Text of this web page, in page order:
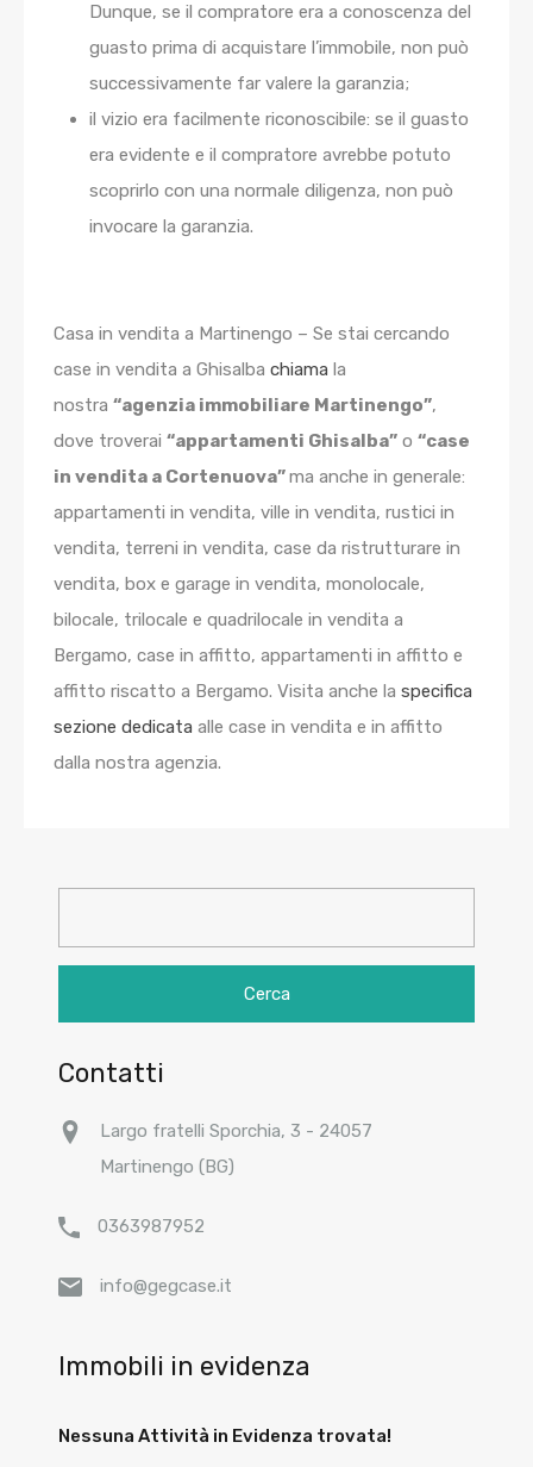
Dunque, se il compratore era a conoscenza del
guasto prima di acquistare l’immobile, non può
successivamente far valere la garanzia;
il vizio era facilmente riconoscibile: se il guasto
era evidente e il compratore avrebbe potuto
scoprirlo con una normale diligenza, non può
invocare la garanzia.
Casa in vendita a Martinengo – Se stai cercando
case in vendita a Ghisalba chiama la
nostra “agenzia immobiliare Martinengo”,
dove troverai “appartamenti Ghisalba” o “case
in vendita a Cortenuova”ma anche in generale:
appartamenti in vendita, ville in vendita, rustici in
vendita, terreni in vendita, case da ristrutturare in
vendita, box e garage in vendita, monolocale,
bilocale, trilocale e quadrilocale in vendita a
Bergamo, case in affitto, appartamenti in affitto e
affitto riscatto a Bergamo. Visita anche la specifica
sezione dedicata alle case in vendita e in affitto
dalla nostra agenzia.
Contatti
Largo fratelli Sporchia, 3 - 24057
Martinengo (BG)
0363987952
info@gegcase.it
Immobili in evidenza
Nessuna Attività in Evidenza trovata!